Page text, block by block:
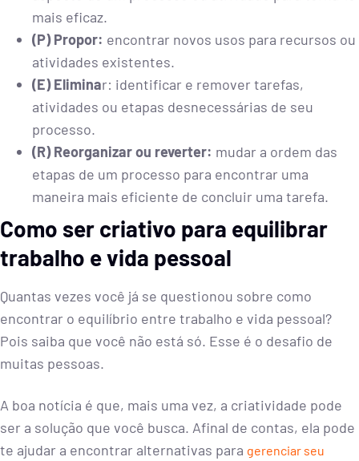
mais eficaz.
(P) Propor: encontrar novos usos para recursos ou
atividades existentes.
(E) Eliminar: identificar e remover tarefas,
atividades ou etapas desnecessárias de seu
processo.
(R) Reorganizar ou reverter: mudar a ordem das
etapas de um processo para encontrar uma
maneira mais eficiente de concluir uma tarefa.
Como ser criativo para equilibrar
trabalho e vida pessoal
Quantas vezes você já se questionou sobre como
encontrar o equilíbrio entre trabalho e vida pessoal?
Pois saiba que você não está só. Esse é o desafio de
muitas pessoas.
A boa notícia é que, mais uma vez, a criatividade pode
ser a solução que você busca. Afinal de contas, ela pode
te ajudar a encontrar alternativas para gerenciar seu